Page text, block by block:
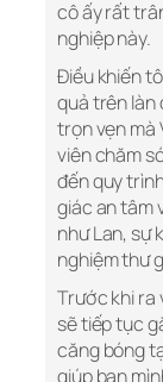
cô ấy rất
nghiệp này.
Điều khiến
quả trên làn
trọn vẹn mà
viên chăm
đến quy
giác an tâm
như Lan, sự
nghiệm thư
Trước khi ra
sẽ tiếp tục
căng bóng
giúp bạn